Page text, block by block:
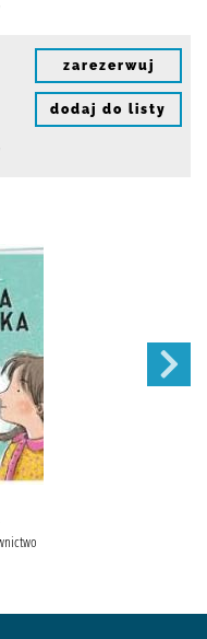
zarezerwuj
dodaj do listy